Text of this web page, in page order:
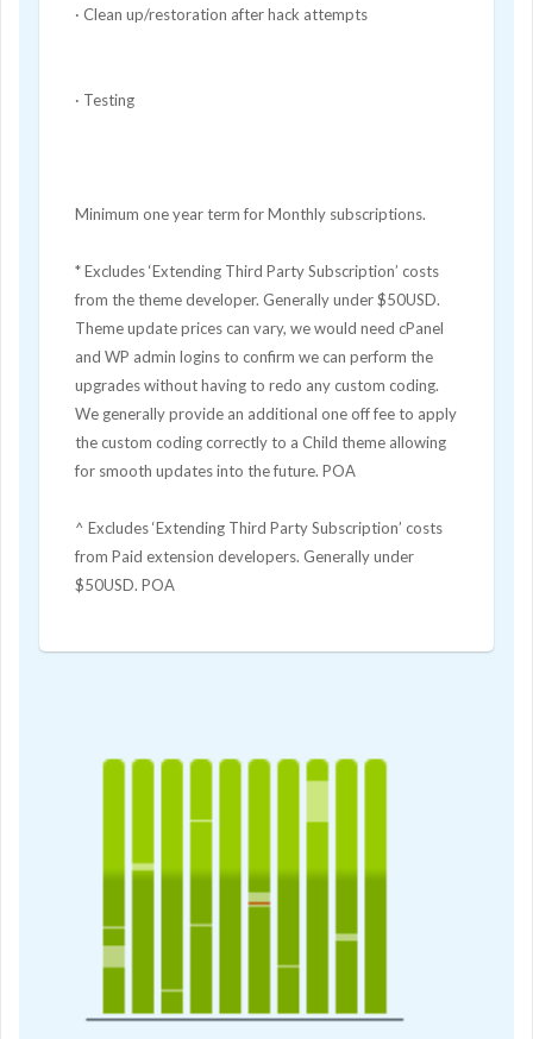
· Clean up/restoration after hack attempts
· Testing
Minimum one year term for Monthly subscriptions.
* Excludes ‘Extending Third Party Subscription’ costs
from the theme developer. Generally under $50USD.
Theme update prices can vary, we would need cPanel
and WP admin logins to confirm we can perform the
upgrades without having to redo any custom coding.
We generally provide an additional one off fee to apply
the custom coding correctly to a Child theme allowing
for smooth updates into the future. POA
^ Excludes ‘Extending Third Party Subscription’ costs
from Paid extension developers. Generally under
$50USD. POA